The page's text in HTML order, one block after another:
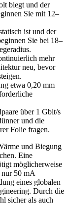
biegt und der
Sie mit 12–
ist und der
Sie bei 18–
mehr
neu, bevor
etwa 0,20 mm
über 1 Gbit/s
und die
Folie fragen.
und Biegung
Eine
möglicherweise
nur 50 mA
eines globalen
Durch die
sicher als auch